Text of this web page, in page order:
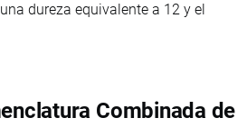
dureza equivalente a 12 y el
Combinada de